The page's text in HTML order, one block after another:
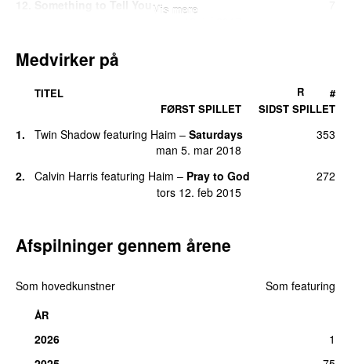
Hallelujah
tors 23. jan 2020
2
14.
Home
lør 29. jul 2023
2
14.
Los Angeles
søn 19. jul 2020
2
18. FUBT
Vis mere
Medvirker på
TITEL
FØRST SPILLET
SIDST SPILLET
R #
1. Twin Shadow featuring Haim – Saturdays
man 5. mar 2018
353
2. Calvin Harris featuring Haim – Pray to God
tors 12. feb 2015
272
Afspilninger gennem årene
Som hovedkunstner Som featuring
ÅR
2026
1